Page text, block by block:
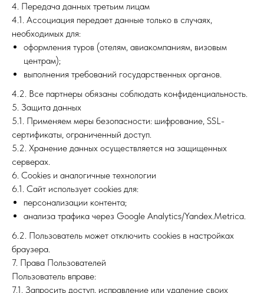
4. Передача данных третьим лицам
4.1. Ассоциация передает данные только в случаях,
необходимых для:
оформления туров (отелям, авиакомпаниям, визовым
центрам);
выполнения требований государственных органов.
4.2. Все партнеры обязаны соблюдать конфиденциальность.
5. Защита данных
5.1. Применяем меры безопасности: шифрование, SSL-
сертификаты, ограниченный доступ.
5.2. Хранение данных осуществляется на защищенных
серверах.
6. Cookies и аналогичные технологии
6.1. Сайт использует cookies для:
персонализации контента;
анализа трафика через Google Analytics/Yandex.Metrica.
6.2. Пользователь может отключить cookies в настройках
браузера.
7. Права Пользователей
Пользователь вправе:
7.1. Запросить доступ, исправление или удаление своих